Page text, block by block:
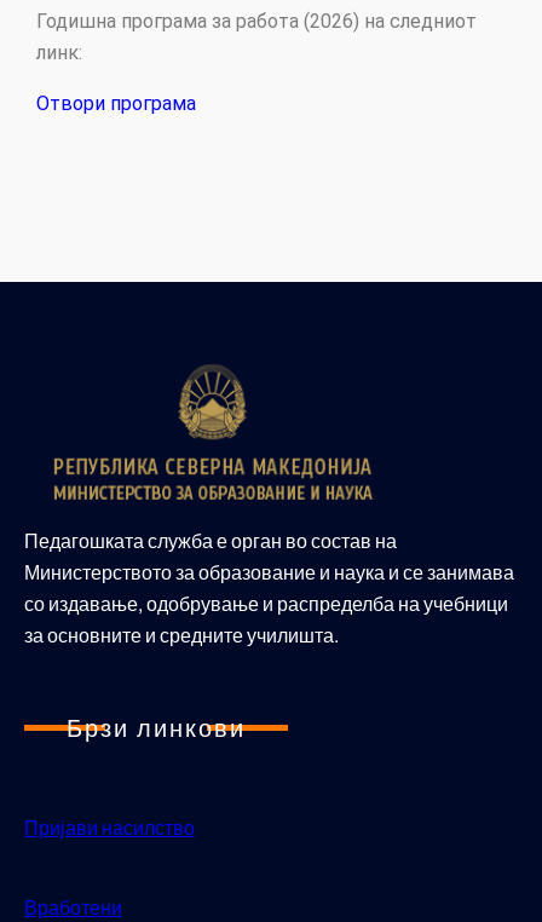
Годишна програма за работа (2026) на следниот
линк:
Отвори програма
Педагошката служба е орган во состав на
Министерството за образование и наука и се занимава
со издавање, одобрување и распределба на учебници
за основните и средните училишта.
Брзи линкови
Пријави насилство
Вработени